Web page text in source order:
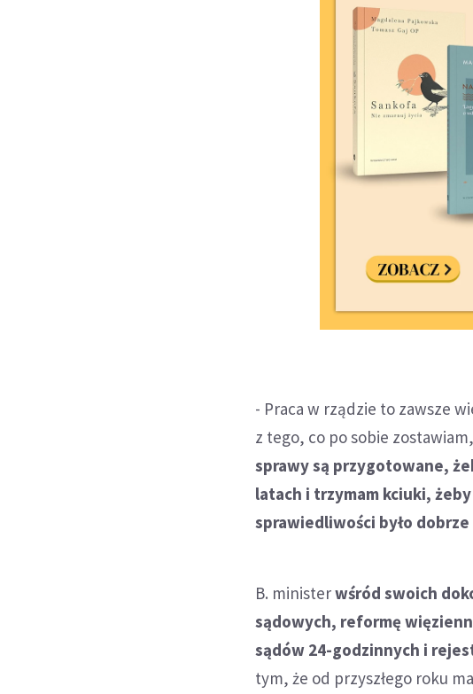
- Praca w rządzie to zawsze
z tego, co po sobie zostawiam,
sprawy są przygotowane,
latach i trzymam kciuki,
sprawiedliwości było
B. ministerwśród swoich
sądowych, reformę
sądów 24-godzinnych i
tym, że od przyszłego roku